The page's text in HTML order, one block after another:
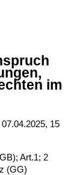
im
15
Art.1; 2
(GG)